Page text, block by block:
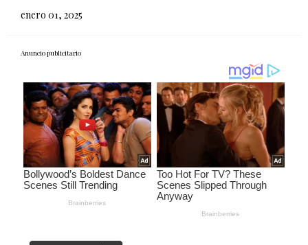
enero 01, 2025
Anuncio publicitario